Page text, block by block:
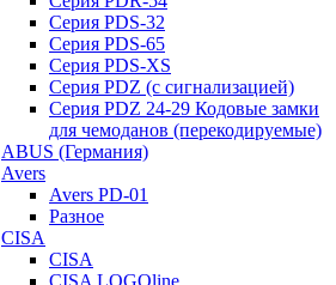
Серия PDS-32
Серия PDS-65
Серия PDS-XS
Серия PDZ (с сигнализацией)
Серия PDZ 24-29 Кодовые замки
для чемоданов (перекодируемые)
ABUS (Германия)
Avers
Avers PD-01
Разное
CISA
CISA
CISA LOGOline